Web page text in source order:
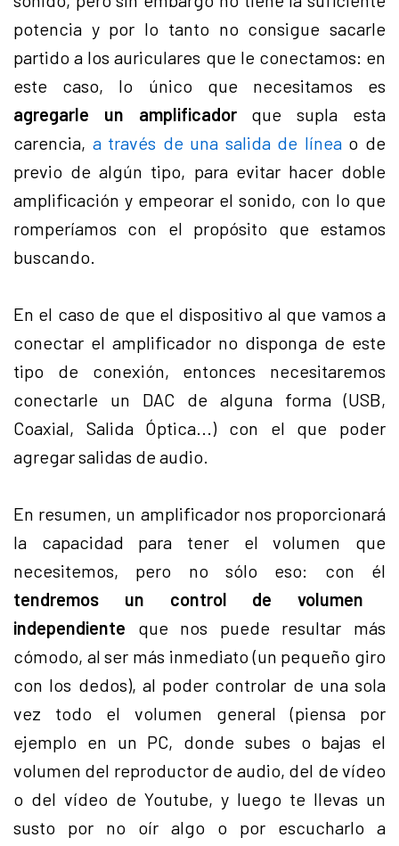
potencia y por lo tanto no consigue sacarle
partido a los auriculares que le conectamos: en
este caso, lo único que necesitamos es
agregarle un amplificador que supla esta
carencia, a través de una salida de líneao de
previo de algún tipo, para evitar hacer doble
amplificación y empeorar el sonido, con lo que
romperíamos con el propósito que estamos
buscando.
En el caso de que el dispositivo al que vamos a
conectar el amplificador no disponga de este
tipo de conexión, entonces necesitaremos
conectarle un DAC de alguna forma (USB,
Coaxial, Salida Óptica...) con el que poder
agregar salidas de audio.
En resumen, un amplificador nos proporcionará
la capacidad para tener el volumen que
necesitemos, pero no sólo eso: con él
tendremos un control de volumen
independiente que nos puede resultar más
cómodo, al ser más inmediato (un pequeño giro
con los dedos), al poder controlar de una sola
vez todo el volumen general (piensa por
ejemplo en un PC, donde subes o bajas el
volumen del reproductor de audio, del de vídeo
o del vídeo de Youtube, y luego te llevas un
susto por no oír algo o por escucharlo a